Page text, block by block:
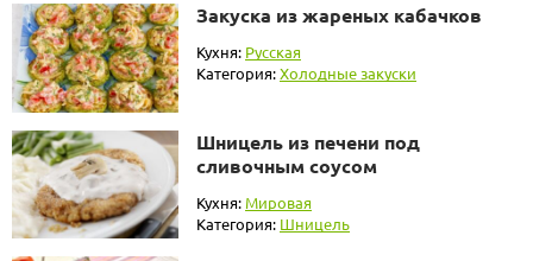
Закуска из жареных кабачков
Кухня: Русская
Категория:Холодные закуски
Шницель из печени под
сливочным соусом
Кухня: Мировая
Категория: Шницель